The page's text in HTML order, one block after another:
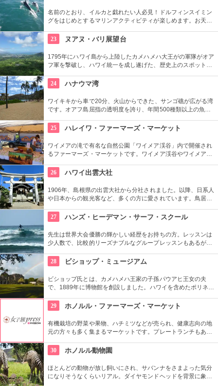
名前のとおり、イルカと戯れたい人必見！ドルフィンスイミン
グをはじめとするマリンアクティビティが楽しめます。お天気
いそう。バーベキューやフラ、ウクレレ演奏など、嬉しいおも
てなしも。
23 ヌアヌ・バリ展望台
1795年にハワイ島から上陸したカメハメハ大王がの軍隊がオア
フ軍を撃破し、ハワイ統一を成し遂げた、歴史上のスポットで
から広がる絶景は感動モノ。海から吹く風は強烈です。
24 ハナウマ湾
ワイキキから車で20分、火山からできた、サンゴ礁が広がる湾
です。オアフ島屈指の透明度を誇り、年間500種類以上の魚が
で年間100万人以上の観光客が訪れます。
25 ハレイワ・ファーマーズ・マーケット
ワイメアの滝で有名な自然公園「ワイメア渓谷」内で開催され
るファーマーズ・マーケットです。ワイメア渓谷やワイメアの
していますので、おやつはもちろん、ディナーを楽しむのもア
リですね。
26 ハワイ出雲大社
1906年、島根県の出雲大社から分社されました。以降、日系人
や日本からの観光客など、多くの方に愛されています。鳥居や
りそう。日本とハワイで2度お祈りされたお守りも好評です。
27 ハンズ・ヒーデマン・サーフ・スクール
先生は世界大会優勝の輝かしい経歴をお持ちの方。レッスンは
少人数で、比較的リーズナブルなグループレッスンもあるが、
心者の方も基本動作からきちんと学んで、いざ海へ！
28 ビショップ・ミュージアム
ビショップ氏とは、カメハメハ王家の子孫パウアヒ王女の夫
で、1889年に博物館を創設しました。ハワイを含めたポリネシ
や中の吹き抜け、インテリアも見ごたえあります。
29 ホノルル・ファーマーズ・マーケット
有機栽培の野菜や果物、ハチミツなどが売られ、健康志向の地
元の方々も多く集まるマーケットです。プレートランチもあり
込んで宿でいただくのもいいですね。
30 ホノルル動物園
ほとんどの動物が放し飼いにされ、サバンナをさまよった気分
になりそうなくらいリアル。ダイヤモンドヘッドを背景に象さ